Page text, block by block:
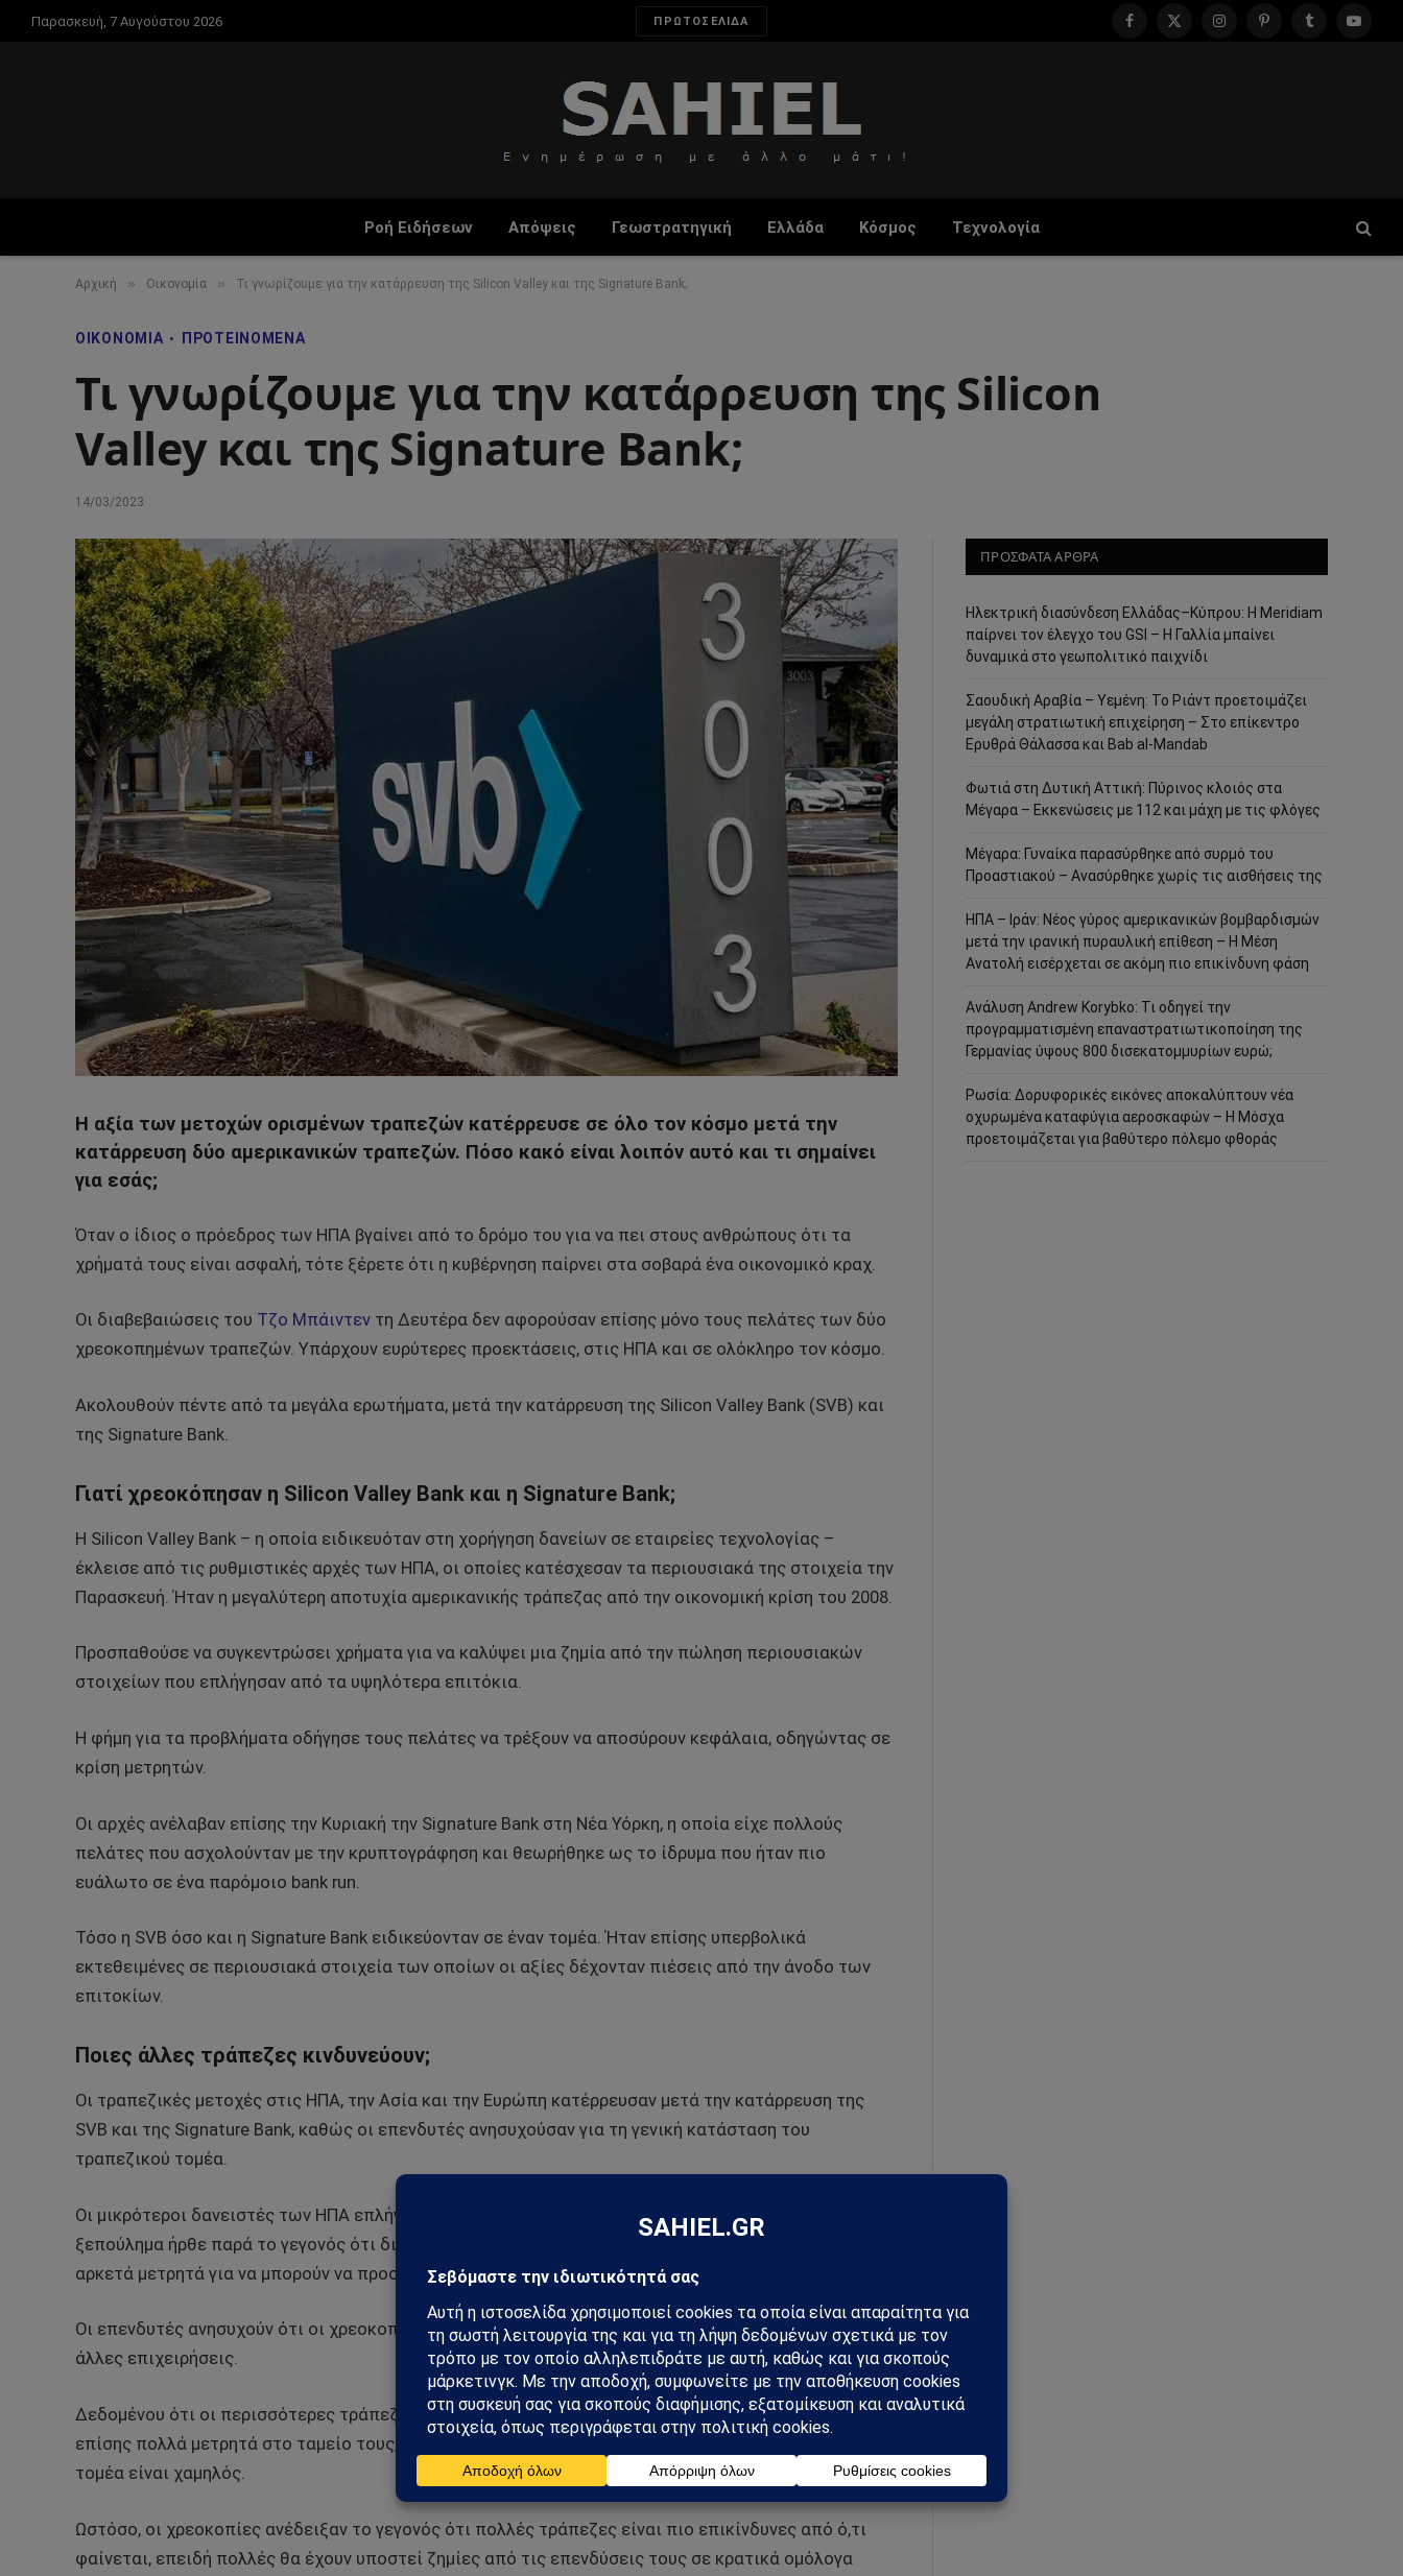
Παρασκευή, 7 Αυγούστου 2026 ΠΡΩΤΟΣΕΛΙΔΑ
Facebook
X
InstagramPinterestTumblr
Ροή Ειδήσεων Απόψεις Γεωστρατηγική Ελλάδα Κόσμος Τεχνολογία
Αρχική » Οικονομία » Τι γνωρίζουμε για την κατάρρευση της Silicon Valley και της Signature Bank;
ΟΙΚΟΝΟΜΊΑ ΠΡΟΤΕΙΝΌΜΕΝΑ
Τι γνωρίζουμε για την κατάρρευση της Silicon
Valley και της Signature Bank;
14/03/2023
Η αξία των μετοχών ορισμένων τραπεζών κατέρρευσε σε όλο τον κόσμο μετά την
κατάρρευση δύο αμερικανικών τραπεζών. Πόσο κακό είναι λοιπόν αυτό και τι σημαίνει
για εσάς;
Όταν ο ίδιος ο πρόεδρος των ΗΠΑ βγαίνει από το δρόμο του για να πει στους ανθρώπους ότι τα
χρήματά τους είναι ασφαλή, τότε ξέρετε ότι η κυβέρνηση παίρνει στα σοβαρά ένα οικονομικό κραχ.
Οι διαβεβαιώσεις του Τζο Μπάιντεν τη Δευτέρα δεν αφορούσαν επίσης μόνο τους πελάτες των δύο
χρεοκοπημένων τραπεζών. Υπάρχουν ευρύτερες προεκτάσεις, στις ΗΠΑ και σε ολόκληρο τον κόσμο.
Ακολουθούν πέντε από τα μεγάλα ερωτήματα, μετά την κατάρρευση της Silicon Valley Bank (SVB) και
της Signature Bank.
Γιατί χρεοκόπησαν η Silicon Valley Bank και η Signature Bank;
Η Silicon Valley Bank – η οποία ειδικευόταν στη χορήγηση δανείων σε εταιρείες τεχνολογίας –
έκλεισε από τις ρυθμιστικές αρχές των ΗΠΑ, οι οποίες κατέσχεσαν τα περιουσιακά της στοιχεία την
Παρασκευή. Ήταν η μεγαλύτερη αποτυχία αμερικανικής τράπεζας από την οικονομική κρίση του 2008.
Προσπαθούσε να συγκεντρώσει χρήματα για να καλύψει μια ζημία από την πώληση περιουσιακών
στοιχείων που επλήγησαν από τα υψηλότερα επιτόκια.
Η φήμη για τα προβλήματα οδήγησε τους πελάτες να τρέξουν να αποσύρουν κεφάλαια, οδηγώντας σε
κρίση μετρητών.
Οι αρχές ανέλαβαν επίσης την Κυριακή την Signature Bank στη Νέα Υόρκη, η οποία είχε πολλούς
πελάτες που ασχολούνταν με την κρυπτογράφηση και θεωρήθηκε ως το ίδρυμα που ήταν πιο
ευάλωτο σε ένα παρόμοιο bank run.
Τόσο η SVB όσο και η Signature Bank ειδικεύονταν σε έναν τομέα. Ήταν επίσης υπερβολικά
εκτεθειμένες σε περιουσιακά στοιχεία των οποίων οι αξίες δέχονταν πιέσεις από την άνοδο των
επιτοκίων.
Ποιες άλλες τράπεζες κινδυνεύουν;
Οι τραπεζικές μετοχές στις ΗΠΑ, την Ασία και την Ευρώπη κατέρρευσαν μετά την κατάρρευση της
SVB και της Signature Bank, καθώς οι επενδυτές ανησυχούσαν για τη γενική κατάσταση του
τραπεζικού τομέα.
Οι μικρότεροι δανειστές των ΗΠΑ επλήγησαν ιδιαίτερα, αν και ανέκαμψαν την Τρίτη. Το αρχικό
ξεπούλημα ήρθε παρά το γεγονός ότι διαβεβαίωναν τους πελάτες τους ότι είχαν πρόσβαση σε
αρκετά μετρητά για να μπορούν να προστατευθούν από σοκ.
Οι επενδυτές ανησυχούν ότι οι χρεοκοπίες των δύο τραπεζών είναι σημάδι προβλημάτων και σε
άλλες επιχειρήσεις.
Δεδομένου ότι οι περισσότερες τράπεζες κατανέμουν την έκθεσή τους σε πολλούς τομείς και έχουν
επίσης πολλά μετρητά στο ταμείο τους, η υπόθεση είναι ότι ο κίνδυνος για τον υπόλοιπο τραπεζικό
τομέα είναι χαμηλός.
Ωστόσο, οι χρεοκοπίες ανέδειξαν το γεγονός ότι πολλές τράπεζες είναι πιο επικίνδυνες από ό,τι
φαίνεται, επειδή πολλές θα έχουν υποστεί ζημίες από τις επενδύσεις τους σε κρατικά ομόλογα
ΠΡΟΣΦΑΤΑ ΑΡΘΡΑ
Ηλεκτρική διασύνδεση Ελλάδας–Κύπρου: Η Meridiam
παίρνει τον έλεγχο του GSI – Η Γαλλία μπαίνει
δυναμικά στο γεωπολιτικό παιχνίδι
Σαουδική Αραβία – Υεμένη: Το Ριάντ προετοιμάζει
μεγάλη στρατιωτική επιχείρηση – Στο επίκεντρο
Ερυθρά Θάλασσα και Bab al-Mandab
Φωτιά στη Δυτική Αττική: Πύρινος κλοιός στα
Μέγαρα – Εκκενώσεις με 112 και μάχη με τις φλόγες
Μέγαρα: Γυναίκα παρασύρθηκε από συρμό του
Προαστιακού – Ανασύρθηκε χωρίς τις αισθήσεις της
ΗΠΑ – Ιράν: Νέος γύρος αμερικανικών βομβαρδισμών
μετά την ιρανική πυραυλική επίθεση – Η Μέση
Ανατολή εισέρχεται σε ακόμη πιο επικίνδυνη φάση
Ανάλυση Andrew Korybko: Τι οδηγεί την
προγραμματισμένη επαναστρατιωτικοποίηση της
Γερμανίας ύψους 800 δισεκατομμυρίων ευρώ;
Ρωσία: Δορυφορικές εικόνες αποκαλύπτουν νέα
οχυρωμένα καταφύγια αεροσκαφών – Η Μόσχα
προετοιμάζεται για βαθύτερο πόλεμο φθοράς